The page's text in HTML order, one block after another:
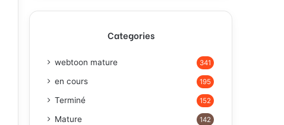
Categories
webtoon mature 341
en cours 195
Terminé 152
Mature 142